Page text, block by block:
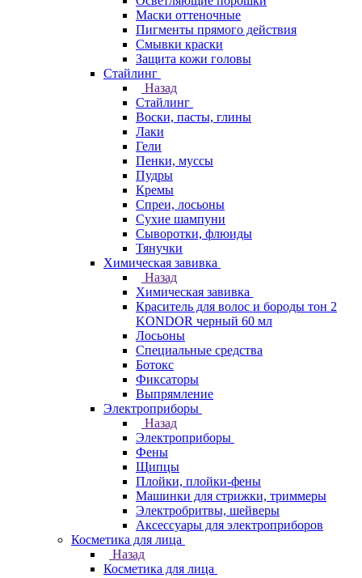
Маски оттеночные
Пигменты прямого действия
Смывки краски
Защита кожи головы
Стайлинг
Назад
Стайлинг
Воски, пасты, глины
Лаки
Гели
Пенки, муссы
Пудры
Кремы
Спреи, лосьоны
Сухие шампуни
Сыворотки, флюиды
Тянучки
Химическая завивка
Назад
Химическая завивка
Краситель для волос и бороды тон 2
KONDOR черный 60 мл
Лосьоны
Специальные средства
Ботокс
Фиксаторы
Выпрямление
Электроприборы
Назад
Электроприборы
Фены
Щипцы
Плойки, плойки-фены
Машинки для стрижки, триммеры
Электробритвы, шейверы
Аксессуары для электроприборов
Косметика для лица
Назад
Косметика для лица